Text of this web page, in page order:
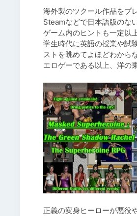
海外製のツクール作品をプ
Steamなどで日本語版のな
ゲーム内のヒントも一定以
学生時代に英語の授業や試
ストを眺めてよほどわから
エロゲーである以上、洋の
正義の変身ヒーローが悪役